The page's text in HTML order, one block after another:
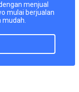
menjual
mulai berjualan
mudah.